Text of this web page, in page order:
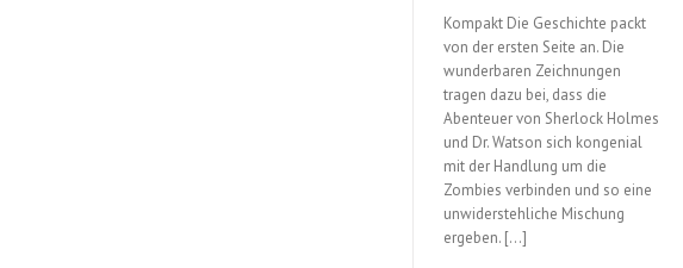
Kompakt Die Geschichte packt
von der ersten Seite an. Die
wunderbaren Zeichnungen
tragen dazu bei, dass die
Abenteuer von Sherlock Holmes
und Dr. Watson sich kongenial
mit der Handlung um die
Zombies verbinden und so eine
unwiderstehliche Mischung
ergeben. […]